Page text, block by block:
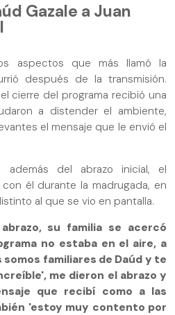
Gazale a Juan
aspectos que más llamó la
después de la transmisión.
cierre del programa recibió una
a distender el ambiente,
el mensaje que le envió el
además del abrazo inicial, el
él durante la madrugada, en
al que se vio en pantalla.
su familia se acercó
no estaba en el aire, a
familiares de Daúd y te
me dieron el abrazo y
que recibí como a las
'estoy muy contento por